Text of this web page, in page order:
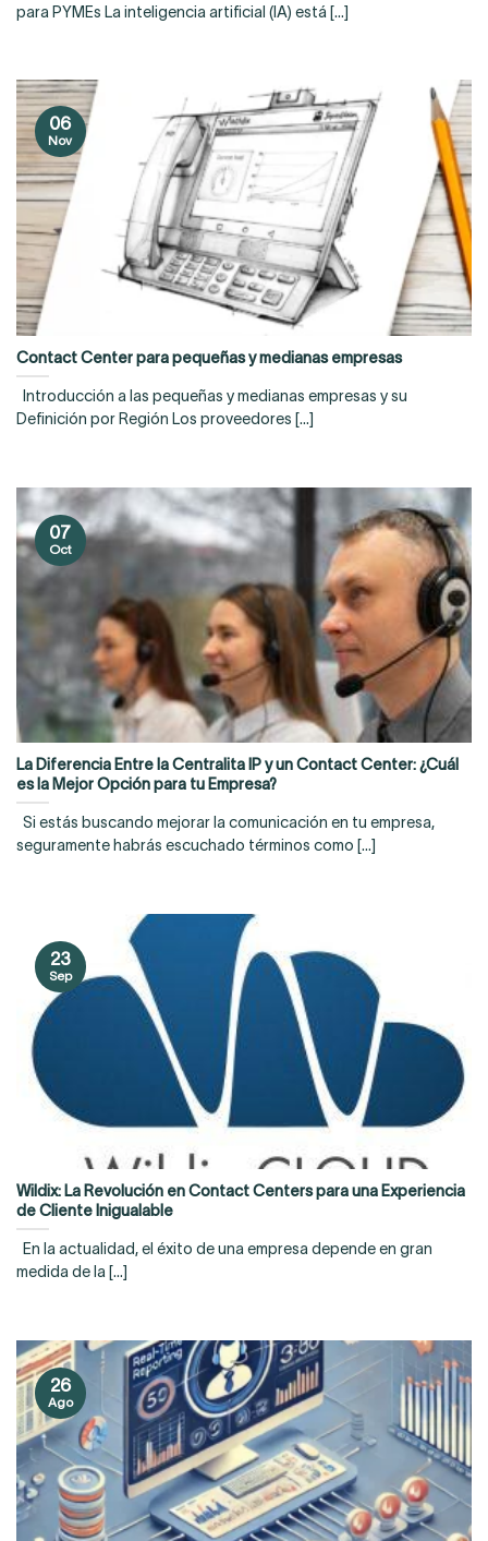
para PYMEs La inteligencia artificial (IA) está [...]
Contact Center para pequeñas y medianas empresas
Introducción a las pequeñas y medianas empresas y su
Definición por Región Los proveedores [...]
06
Nov
La Diferencia Entre la Centralita IP y un Contact Center: ¿Cuál
es la Mejor Opción para tu Empresa?
Si estás buscando mejorar la comunicación en tu empresa,
seguramente habrás escuchado términos como [...]
07
Oct
Wildix: La Revolución en Contact Centers para una Experiencia
de Cliente Inigualable
En la actualidad, el éxito de una empresa depende en gran
medida de la [...]
23
Sep
26
Ago